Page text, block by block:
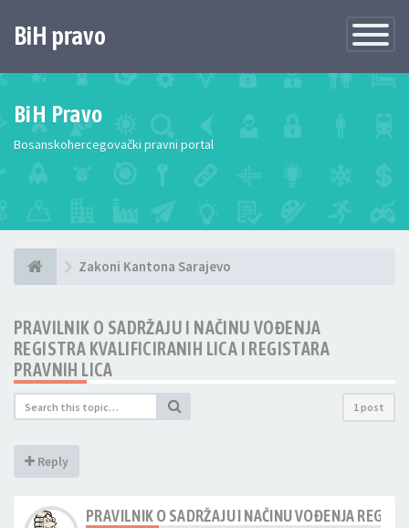
Toggle
BiH pravo
BiH Pravo
Bosanskohercegovački pravni portal
Zakoni Kantona Sarajevo
PRAVILNIK O SADRŽAJU I NAČINU VOĐENJA
REGISTRA KVALIFICIRANIH LICA I REGISTARA
PRAVNIH LICA
1 post
Reply
PRAVILNIK O SADRŽAJU I NAČINU VOĐENJA